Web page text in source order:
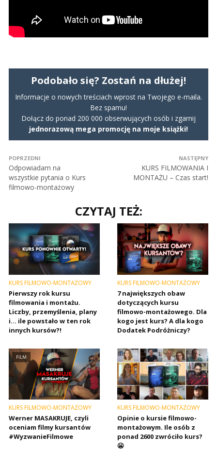
Podobało się? Zostań na dłużej!
Informacje o nowych treściach wprost na Twojego e-maila.
Bez spamu!
Dołącz do ponad 200 000 obserwujących osób i zgarnij
jednorazową mega promocję na moje książki!
POPRZEDNI
Odpowiadam na
wszystkie pytania o Kurs
filmowo-montażowy
NASTĘPNY
KURS FILMOWANIA I
MONTAŻU – Czas start!
CZYTAJ TEŻ:
KURS FILMOWO-MONTAŻOWY
Pierwszy rok kursu
filmowania i montażu.
Liczby, przemyślenia, plany
i… ile powstało w ten rok
innych kursów?!
KURS FILMOWO-MONTAŻOWY
7 największych obaw
dotyczących kursu
filmowo-montażowego. Dla
kogo jest kurs? A dla kogo
Dodatek Podróżniczy?
FILM
KURS FILMOWO-MONTAŻOWY
Werner MASAKRUJE, czyli
oceniam filmy kursantów
#WyzwanieFilmowe
KURS FILMOWO-MONTAŻOWY
Opinie o kursie filmowo-
montażowym. Ile osób z
ponad 2600 zwróciło kurs?
😬